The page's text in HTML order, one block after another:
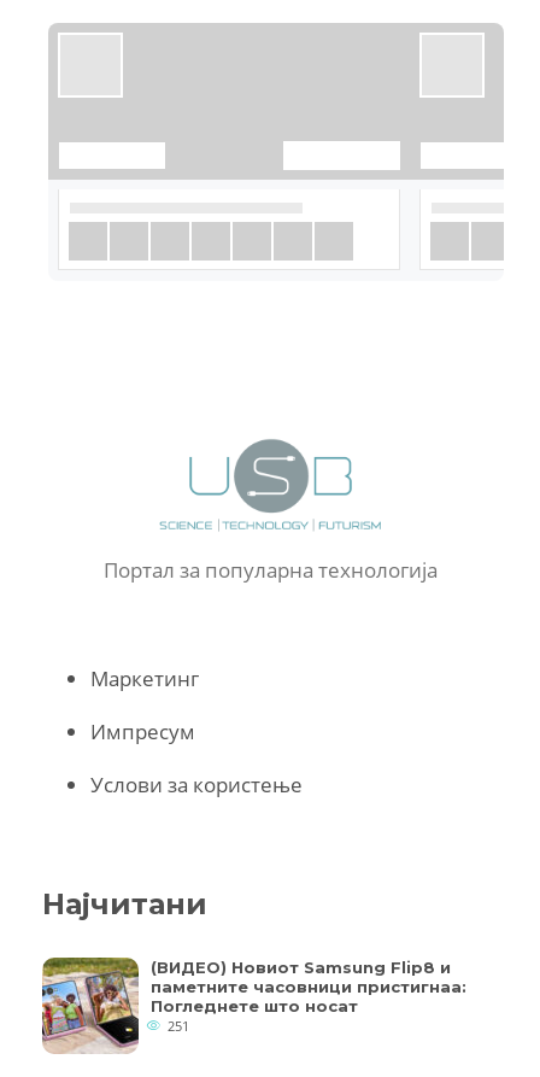
Портал за популарна технологија
Маркетинг
Импресум
Услови за користење
Најчитани
(ВИДЕО) Новиот Samsung Flip8 и
паметните часовници пристигнаа:
Погледнете што носат
251